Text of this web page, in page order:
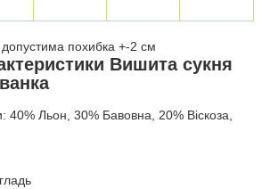
допустима похибка +-2 см
Вишита сукня
40% Льон, 30% Бавовна, 20% Віскоза,